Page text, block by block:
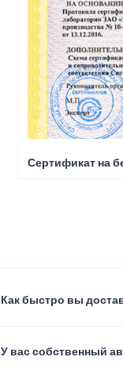
Сертификат на
Как быстро вы
У вас собственный